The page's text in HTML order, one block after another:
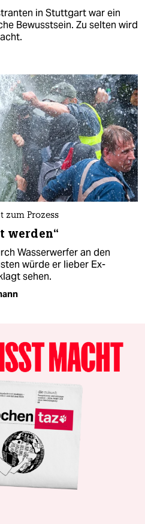
in Stuttgart war ein
Bewusstsein. Zu selten wird
zum Prozess
werden“
Wasserwerfer an den
würde er lieber Ex-
sehen.